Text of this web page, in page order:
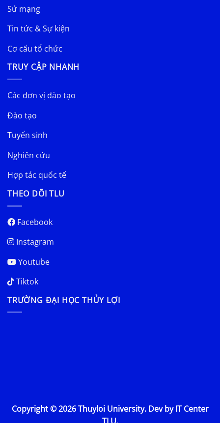
Sứ mạng
Tin tức & Sự kiện
Cơ cấu tổ chức
TRUY CẬP NHANH
Các đơn vị đào tạo
Đào tạo
Tuyển sinh
Nghiên cứu
Hợp tác quốc tế
THEO DÕI TLU
Facebook
Instagram
Youtube
Tiktok
TRƯỜNG ĐẠI HỌC THỦY LỢI
Copyright © 2026 Thuyloi University. Dev by IT Center